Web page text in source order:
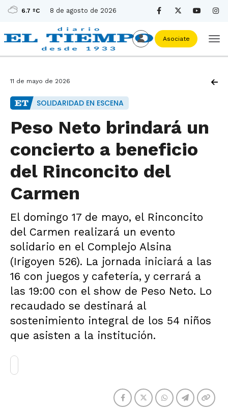
6.7 ºC 8 de agosto de 2026
Asociate
11 de mayo de 2026
SOLIDARIDAD EN ESCENA
Peso Neto brindará un
concierto a beneficio
del Rinconcito del
Carmen
El domingo 17 de mayo, el Rinconcito
del Carmen realizará un evento
solidario en el Complejo Alsina
(Irigoyen 526). La jornada iniciará a las
16 con juegos y cafetería, y cerrará a
las 19:00 con el show de Peso Neto. Lo
recaudado se destinará al
sostenimiento integral de los 54 niños
que asisten a la institución.